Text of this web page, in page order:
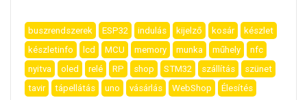
buszrendszerek ESP32 indulás kijelző kosár
készlet
készletinfo
lcd MCU memory munka műhely
nfc
nyitva
oled relé RP shop STM32 szállítás
szünet
tavir
tápellátás uno vásárlás WebShop Élesítés